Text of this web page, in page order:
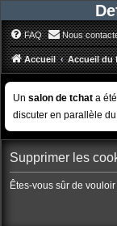
FAQ Nous
Accueil Accueil du
Un salon de tchat a
discuter en parallèle
Supprimer les
Êtes-vous sûr de